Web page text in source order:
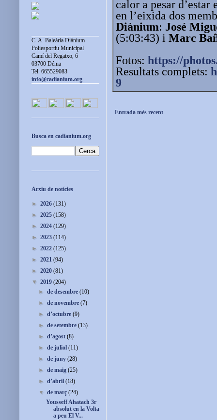
calor a pesar d’estar
en l’eixida dos
Diànium: José
(5:03:43) i Marc
Fotos: https://
Resultats complets:
9
Entrada més recent
C. A. Baleària Diànium
Poliesportiu Municipal
Camí del Regatxo, 6
03700 Dénia
Tel. 665529083
info@cadianium.org
Busca en cadianium.org
Arxiu de notícies
► 2026 (131)
► 2025 (158)
► 2024 (129)
► 2023 (114)
► 2022 (125)
► 2021 (94)
► 2020 (81)
▼ 2019 (204)
►de desembre(10)
►de novembre(7)
►d’octubre(9)
►de setembre(13)
►d’agost(8)
►de juliol(11)
►de juny(28)
►de maig(25)
►d’abril(18)
▼de març(24)
Yousseff Ahatach 3r
absolut en la Volta
a peu El V...